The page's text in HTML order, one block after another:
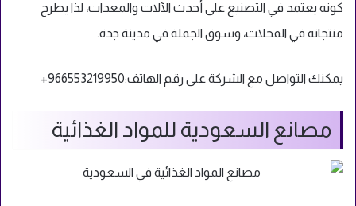
كونه يعتمد في التصنيع على أحدث الآلات والمعدات، لذا يطرح
منتجاته في المحلات، وسوق الجملة في مدينة جدة.
يمكنك التواصل مع الشركة على رقم الهاتف:966553219950+
مصانع السعودية للمواد الغذائية